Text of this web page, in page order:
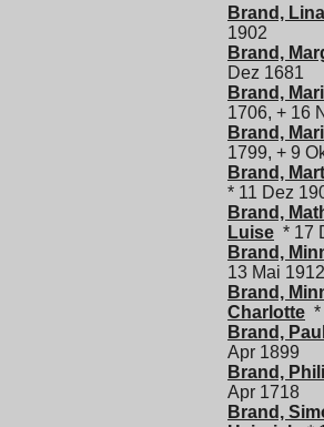
Brand,
1902
Brand,
Dez 1681
Brand,
1706, + 16
Brand,
1799, + 9
Brand,
* 11 Dez
Brand,
Luise * 17
Brand,
13 Mai 1912
Brand,
Charlotte *
Brand,
Apr 1899
Brand,
Apr 1718
Brand,